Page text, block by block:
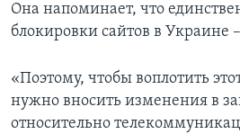
Она напоминает, что
блокировки сайтов в Украине
«Поэтому, чтобы воплотить
нужно вносить изменения в
относительно